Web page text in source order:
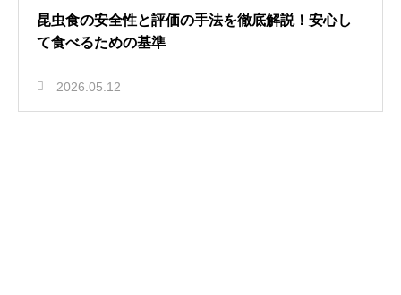
昆虫食の安全性と評価の手法を徹底解説！安心し
て食べるための基準
2026.05.12